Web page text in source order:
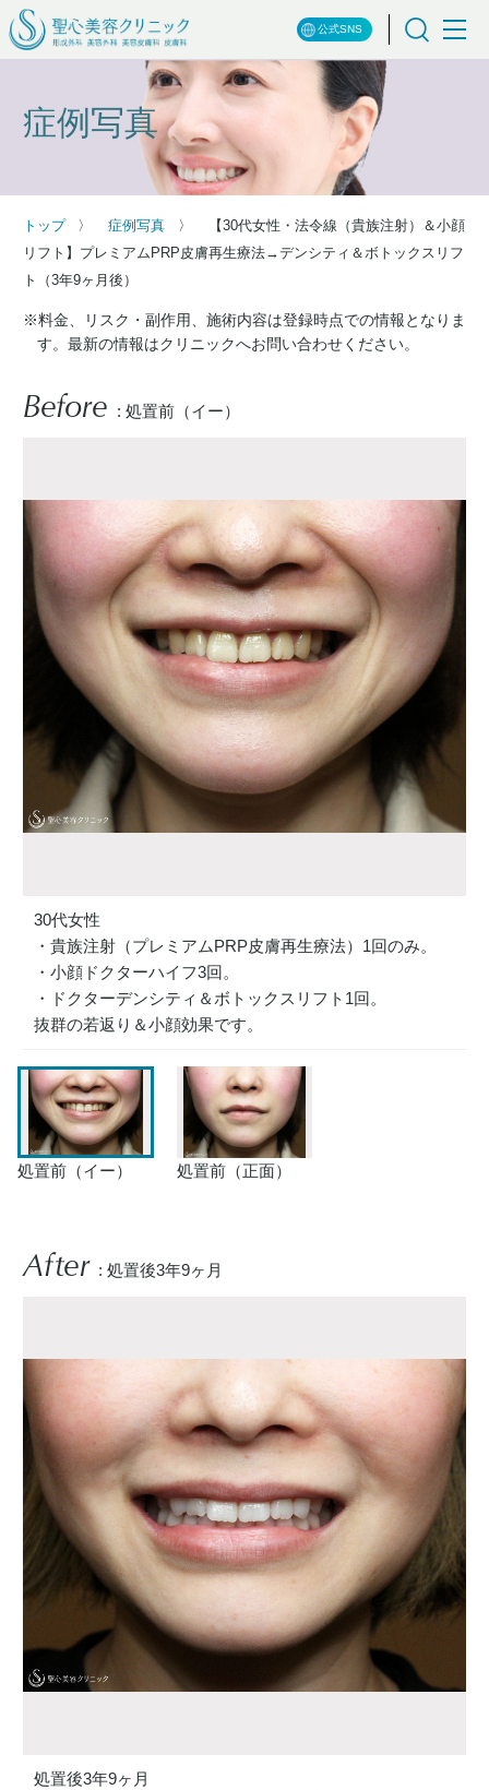
公式SNS
症例写真
トップ 症例写真
【30代女性・法令線（貴族注射）＆小顔
リフト】プレミアムPRP皮膚再生療法→デンシティ＆ボトックスリフ
ト（3年9ヶ月後）
※料金、リスク・副作用、施術内容は登録時点での情報となりま
す。最新の情報はクリニックへお問い合わせください。
Before : 処置前（イー）
30代女性
・貴族注射（プレミアムPRP皮膚再生療法）1回のみ。
・小顔ドクターハイフ3回。
・ドクターデンシティ＆ボトックスリフト1回。
抜群の若返り＆小顔効果です。
処置前（イー） 処置前（正面）
After : 処置後3年9ヶ月
処置後3年9ヶ月